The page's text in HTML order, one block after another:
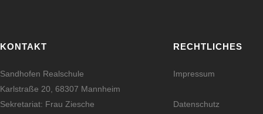
KONTAKT
Sandhofen Realschule
Karlstraße 20, 68307 Mannheim
Sekretariat: Frau Ziesche
RECHTLICHES
Impressum
Datenschutz